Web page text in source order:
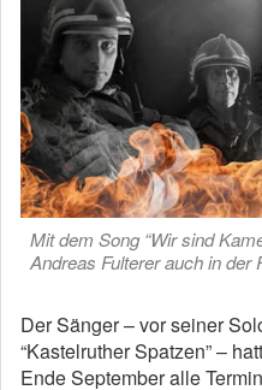
Mit dem Song “Wir sind
Andreas Fulterer auch in der
Der Sänger – vor seiner
“Kastelruther Spatzen” –
Ende September alle